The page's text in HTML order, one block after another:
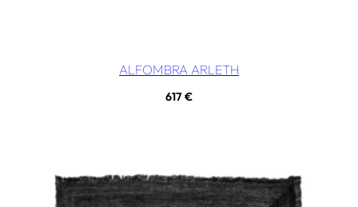
ALFOMBRA ARLETH
617€